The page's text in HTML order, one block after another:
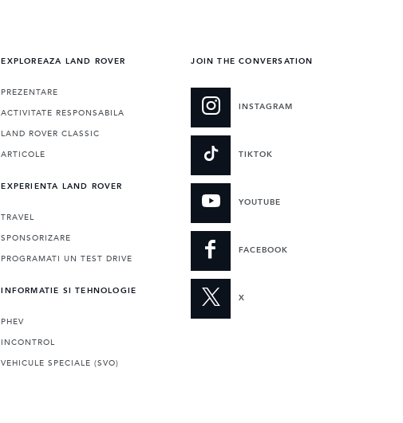
EXPLOREAZA LAND ROVER
PREZENTARE
ACTIVITATE RESPONSABILA
LAND ROVER CLASSIC
ARTICOLE
EXPERIENTA LAND ROVER
TRAVEL
SPONSORIZARE
PROGRAMATI UN TEST DRIVE
INFORMATIE SI TEHNOLOGIE
PHEV
INCONTROL
VEHICULE SPECIALE (SVO)
JOIN THE CONVERSATION
INSTAGRAM
TIKTOK
YOUTUBE
FACEBOOK
X